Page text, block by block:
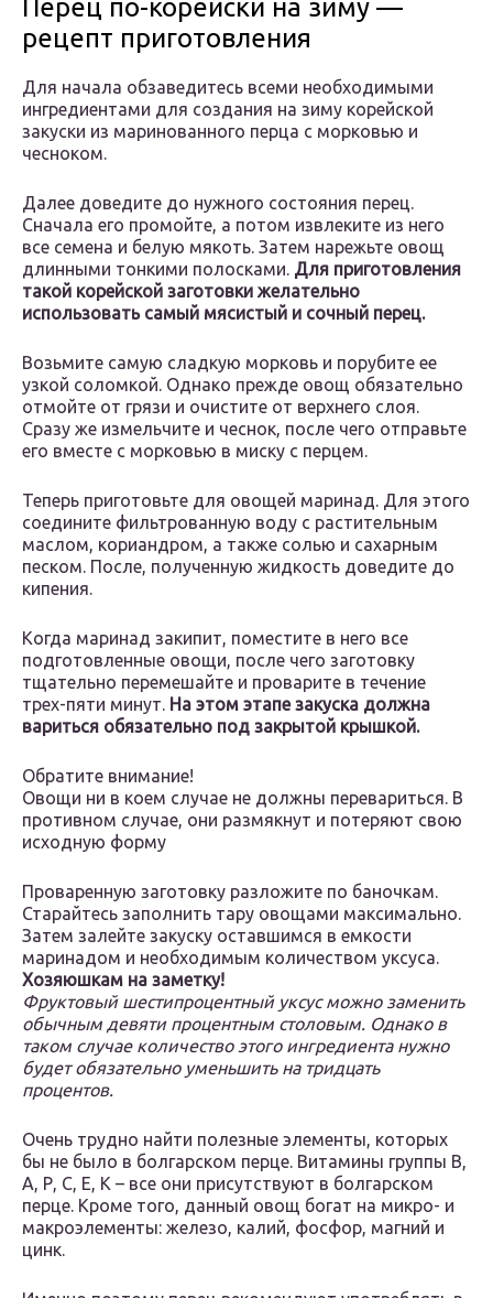
Перец по-корейски на зиму —
рецепт приготовления
Для начала обзаведитесь всеми необходимыми
ингредиентами для создания на зиму корейской
закуски из маринованного перца с морковью и
чесноком.
Далее доведите до нужного состояния перец.
Сначала его промойте, а потом извлеките из него
все семена и белую мякоть. Затем нарежьте овощ
длинными тонкими полосками. Для приготовления
такой корейской заготовки желательно
использовать самый мясистый и сочный перец.
Возьмите самую сладкую морковь и порубите ее
узкой соломкой. Однако прежде овощ обязательно
отмойте от грязи и очистите от верхнего слоя.
Сразу же измельчите и чеснок, после чего отправьте
его вместе с морковью в миску с перцем.
Теперь приготовьте для овощей маринад. Для этого
соедините фильтрованную воду с растительным
маслом, кориандром, а также солью и сахарным
песком. После, полученную жидкость доведите до
кипения.
Когда маринад закипит, поместите в него все
подготовленные овощи, после чего заготовку
тщательно перемешайте и проварите в течение
трех-пяти минут. На этом этапе закуска должна
вариться обязательно под закрытой крышкой.
Обратите внимание!
Овощи ни в коем случае не должны перевариться. В
противном случае, они размякнут и потеряют свою
исходную форму
Проваренную заготовку разложите по баночкам.
Старайтесь заполнить тару овощами максимально.
Затем залейте закуску оставшимся в емкости
маринадом и необходимым количеством уксуса.
Хозяюшкам на заметку!
Фруктовый шестипроцентный уксус можно заменить
обычным девяти процентным столовым. Однако в
таком случае количество этого ингредиента нужно
будет обязательно уменьшить на тридцать
процентов.
Очень трудно найти полезные элементы, которых
бы не было в болгарском перце. Витамины группы В,
А, Р, С, Е, К – все они присутствуют в болгарском
перце. Кроме того, данный овощ богат на микро- и
макроэлементы: железо, калий, фосфор, магний и
цинк.